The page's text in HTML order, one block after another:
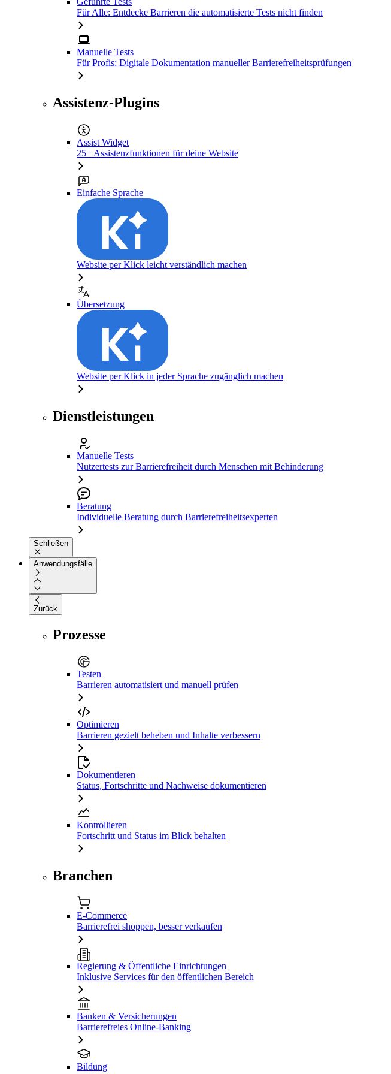
Für Alle: Entdecke Barrieren die automatisierte Tests nicht finden
Manuelle Tests
Für Profis: Digitale Dokumentation manueller Barrierefreiheitsprüfungen
Assistenz-Plugins
Assist Widget
25+ Assistenzfunktionen für deine Website
Einfache Sprache
Website per Klick leicht verständlich machen
Übersetzung
Website per Klick in jeder Sprache zugänglich machen
Dienstleistungen
Manuelle Tests
Nutzertests zur Barrierefreiheit durch Menschen mit Behinderung
Beratung
Individuelle Beratung durch Barrierefreiheitsexperten
Schließen
Anwendungsfälle
Zurück
Prozesse
Testen
Barrieren automatisiert und manuell prüfen
Optimieren
Barrieren gezielt beheben und Inhalte verbessern
Dokumentieren
Status, Fortschritte und Nachweise dokumentieren
Kontrollieren
Fortschritt und Status im Blick behalten
Branchen
E-Commerce
Barrierefrei shoppen, besser verkaufen
Regierung & Öffentliche Einrichtungen
Inklusive Services für den öffentlichen Bereich
Banken & Versicherungen
Barrierefreies Online-Banking
Bildung